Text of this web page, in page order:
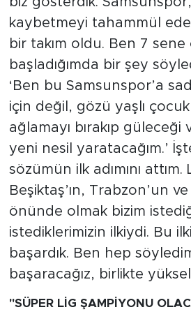
kaybetmeyi tahammül
bir takım oldu. Ben 7 sene
başladığımda bir şey
‘Ben bu Samsunspor’a
için değil, gözü yaşlı
ağlamayı bırakıp güleceği
yeni nesil yaratacağım.’
sözümün ilk adımını attım.
Beşiktaş’ın, Trabzon’un
önünde olmak bizim
istediklerimizin ilkiydi. Bu
başardık. Ben hep
başaracağız, birlikte
"SÜPER LİG ŞAMPİYONU